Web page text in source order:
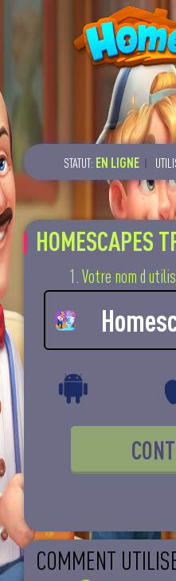
STATUT: EN LIGNE
HOMESCAPES
1. Votre nom d
COMMENT